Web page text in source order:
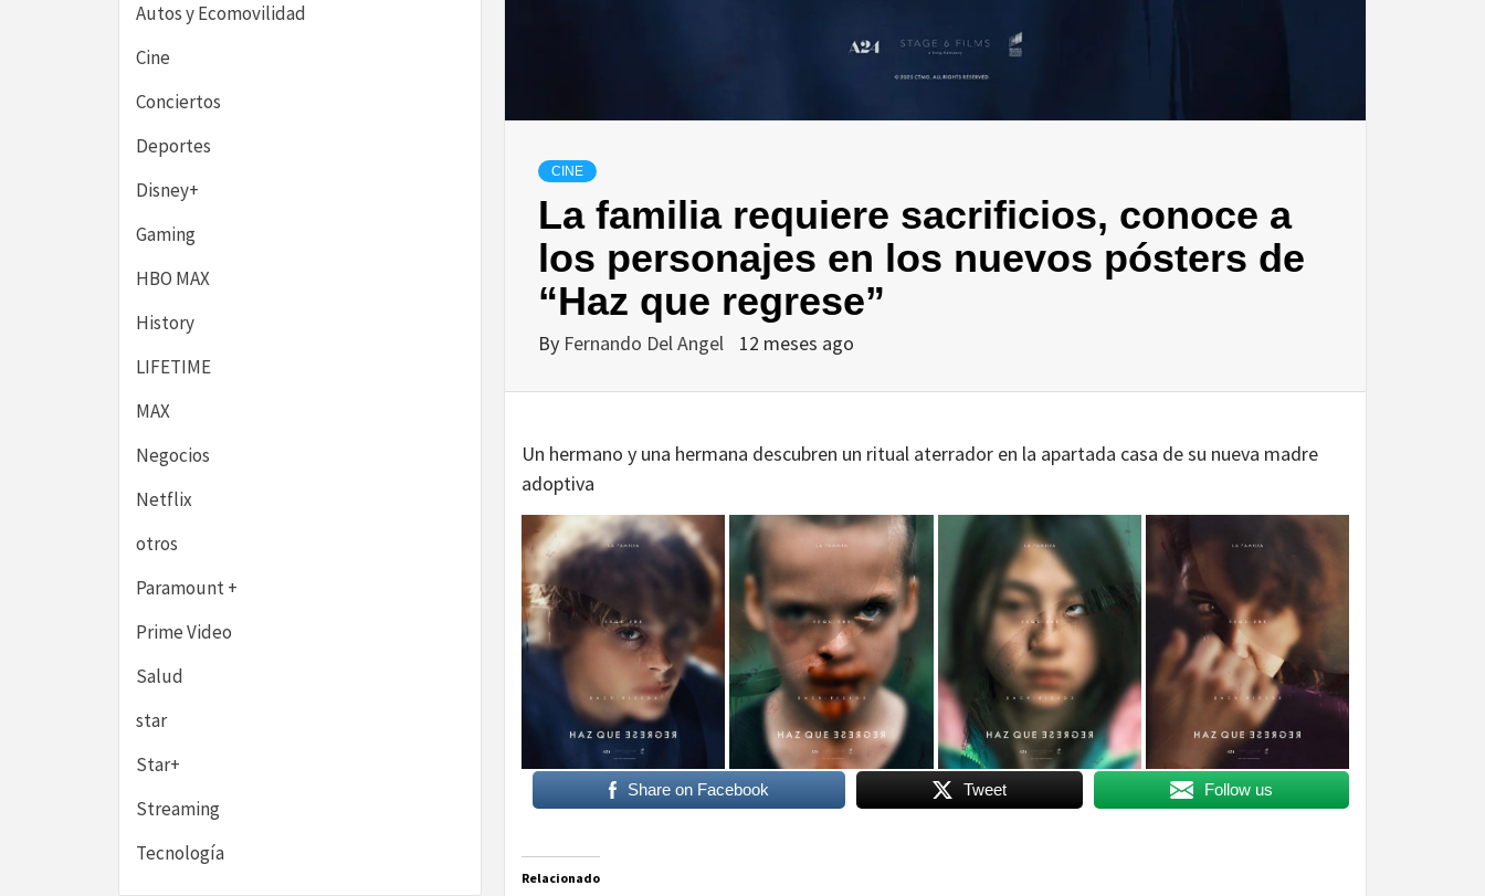
CINE
La familia requiere sacrificios, conoce a
los personajes en los nuevos pósters de
“Haz que regrese”
By Fernando Del Angel 12 meses ago
Un hermano y una hermana descubren un ritual aterrador en la apartada casa de su nueva madre
adoptiva
Share on Facebook Tweet Follow us
Relacionado
Autos y Ecomovilidad
Cine
Conciertos
Deportes
Disney+
Gaming
HBO MAX
History
LIFETIME
MAX
Negocios
Netflix
otros
Paramount +
Prime Video
Salud
star
Star+
Streaming
Tecnología